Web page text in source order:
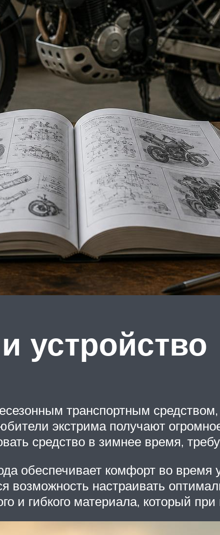
устройство
транспортным
экстрима получают
средство в зимнее время,
обеспечивает комфорт во
возможность настраивать
и гибкого материала, который